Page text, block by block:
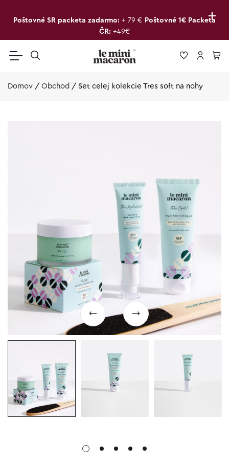
+
Poštovné SR packeta zadarmo: + 79 € Poštovné 1€ Packeta
ČR: +49€
Domov / Obchod / Set celej kolekcie Tres soft na nohy